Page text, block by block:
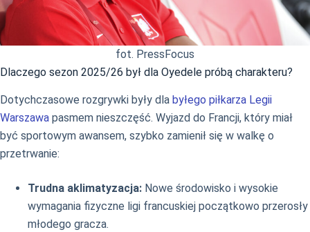
fot. PressFocus
Dlaczego sezon 2025/26 był dla Oyedele próbą charakteru?
Dotychczasowe rozgrywki były dla byłego piłkarza Legii
Warszawa pasmem nieszczęść. Wyjazd do Francji, który miał
być sportowym awansem, szybko zamienił się w walkę o
przetrwanie:
Trudna aklimatyzacja: Nowe środowisko i wysokie
wymagania fizyczne ligi francuskiej początkowo przerosły
młodego gracza.